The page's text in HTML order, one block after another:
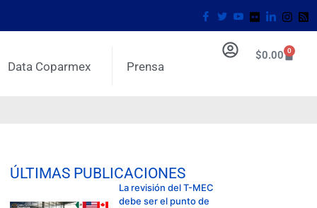
Data Coparmex Prensa
$0.00 0
ÚLTIMAS PUBLICACIONES
La revisión del T-MEC
debe ser el punto de